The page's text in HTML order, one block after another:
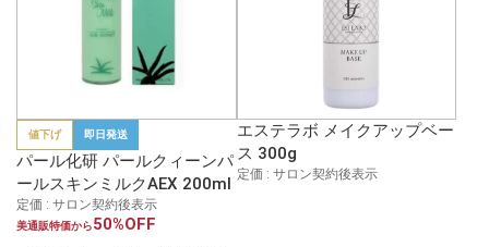
値下げ 即日発送
パール化研 パールクィーンパ
ールスキンミルクAEX 200ml
定価 : サロン契約後表示
美通販特価から50%OFF
エステラボ メイクアップベー
ス 300g
定価 : サロン契約後表示